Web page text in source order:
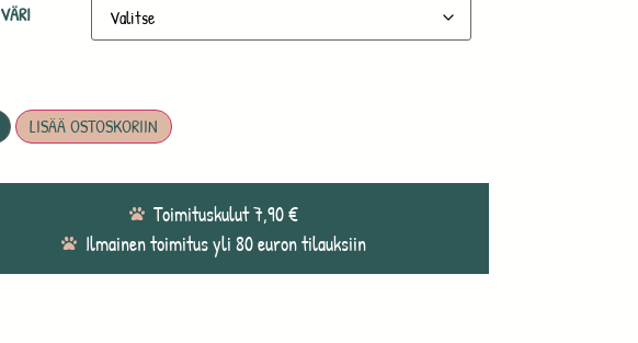
VÄRI
LISÄÄ OSTOSKORIIN
Toimituskulut 7,90 €
Ilmainen toimitus yli 80 euron tilauksiin